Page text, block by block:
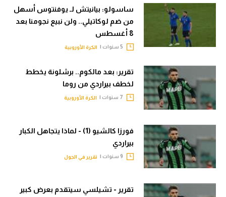
الوطن العربي
في المونديال
رياضة نسائية
أمريكا
ركن الألعاب
أقسام خاصة
Gamers
تحقيق في الجول
ساسولو: بيانيتش لـ يوفنتوس أسهل
من ضم لوكاتيلي.. ولن نبيع نجومنا بعد
8 أغسطس
الكرة الأوروبية
تقرير: بعد مالكوم.. برشلونة يخطط
لخطف بيراردي من روما
الكرة الأوروبية
فورزا كالشيو (1) - لماذا يتجاهل الكبار
بيراردي
تقرير في الجول
تقرير - تشيلسي سيتقدم بعرض كبير